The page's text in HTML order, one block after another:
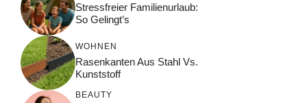
Stressfreier Familienurlaub:
So Gelingt’s
WOHNEN
Rasenkanten Aus Stahl Vs.
Kunststoff
BEAUTY